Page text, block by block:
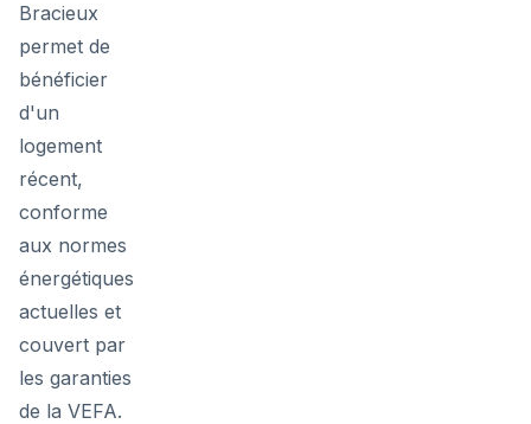
Bracieux
permet de
bénéficier
d'un
logement
récent,
conforme
aux normes
énergétiques
actuelles et
couvert par
les garanties
de la VEFA.